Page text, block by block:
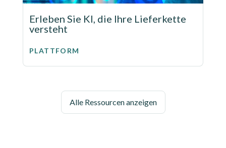
Erleben Sie KI, die Ihre Lieferkette
versteht
PLATTFORM
Alle Ressourcen anzeigen